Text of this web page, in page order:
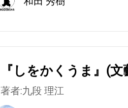
『しをかくうま』(文
著者:九段 理江